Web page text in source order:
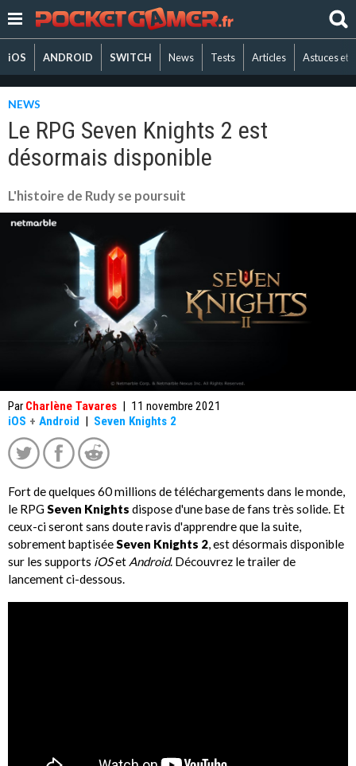
iOS ANDROID SWITCH News Tests Articles Astuces et
NEWS
Le RPG Seven Knights 2 est
désormais disponible
L'histoire de Rudy se poursuit
Par Charlène Tavares | 11 novembre 2021
iOS + Android | Seven Knights 2
Fort de quelques 60 millions de téléchargements dans le monde,
le RPGSeven Knights dispose d'une base de fans très solide. Et
ceux-ci seront sans doute ravis d'apprendre que la suite,
sobrement baptiséeSeven Knights 2, est désormais disponible
sur les supports iOSet Android. Découvrez le trailer de
lancement ci-dessous.